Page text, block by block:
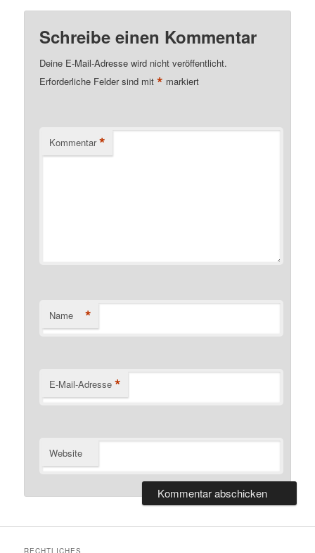
Schreibe einen Kommentar
Deine E-Mail-Adresse wird nicht veröffentlicht.
Erforderliche Felder sind mit* markiert
Kommentar *
Name *
E-Mail-Adresse *
Website
RECHTLICHES